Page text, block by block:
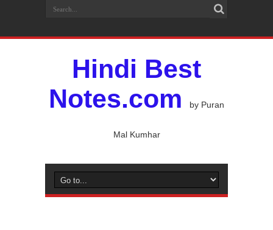
Hindi Best
Notes.com
by Puran
Mal Kumhar